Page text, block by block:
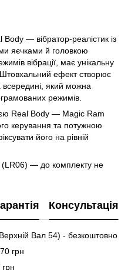
— вібратор-реалістик із
яєчками й головкою
вібрації, має унікальну
ефект створює
всередині, який можна
режимів.
Real Body — Magic Ram
керування та потужною
його на рівній
(LR06) — до комплекту не
Консультація
Вал 54) - безкоштовно
грн